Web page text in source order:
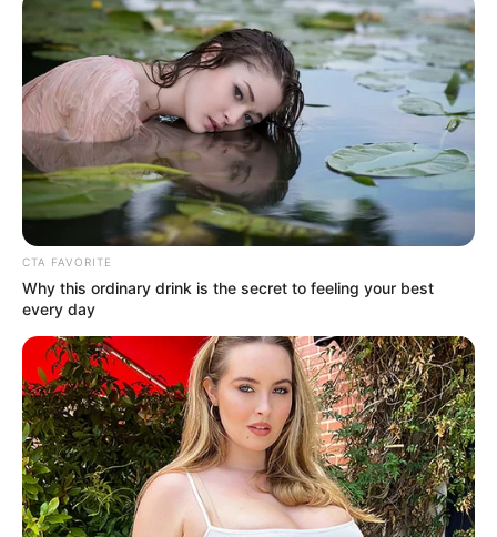
ABBA - ABALANCE The Show
Als eine der dienstältesten ABBA-Revivalbands
präsentiert die, bereits in den 90ern gegründete
Band ABALANCE die großen Hits der legendären
Schweden. Mit ihrer deutschen Produktion
gastierten sie bereits in Europas größtem
Revuetheater, dem Friedrichstadtpalast Berlin sowie
in de...mehr
Stadt/Ort: Warendorf
Beginn: 10.10.2026 22:00 Uhr
Ende: 10.10.2026 22:30 Uhr
Eintrittspreis: ab 39,95 €
Weitere Informationen:www.reservix.de/tickets-ab
a...
Alle Veranstaltungen könnenhier kostenlos und ohne
Log-in-Zwangeingetragen werden.
CTA FAVORITE
Why this ordinary drink is the secret to feeling your best
every day